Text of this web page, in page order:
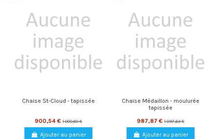
Chaise St-Cloud - tapissée
900,54 € 1 000,60 €
Ajouter au panier
Chaise Médaillon - moulurée
tapissée
987,87 € 1 097,63 €
Ajouter au panier